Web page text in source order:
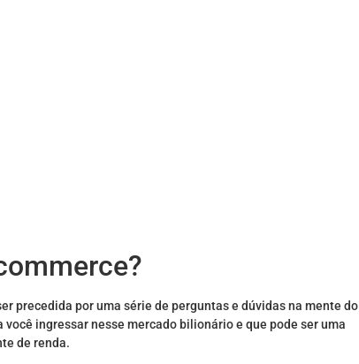
precedida por uma série de perguntas e dúvidas na mente do
ingressar nesse mercado bilionário e que pode ser uma
de renda.